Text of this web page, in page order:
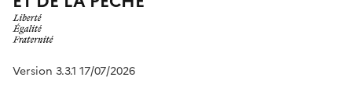
Version 3.3.1 17/07/2026